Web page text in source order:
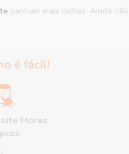
ganham mais milhas. Ainda não
é fácil!
//
Horas